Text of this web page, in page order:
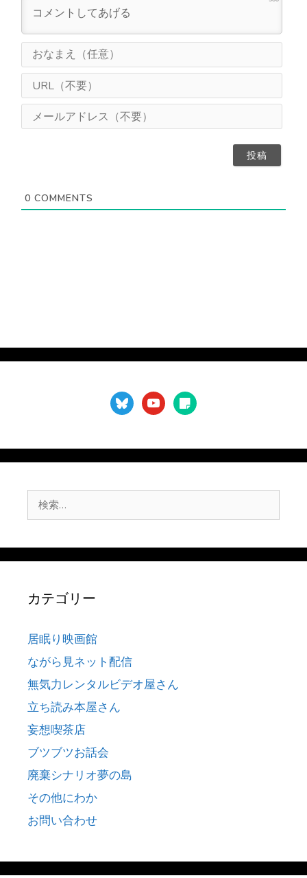
ま
（
意
L
（
0 COMMENTS
blueskyyoutubesticky-
note
索:
カテゴリー
居眠り映画館
ながら見ネット配信
無気力レンタルビデオ屋さん
立ち読み本屋さん
妄想喫茶店
ブツブツお話会
廃棄シナリオ夢の島
その他にわか
お問い合わせ